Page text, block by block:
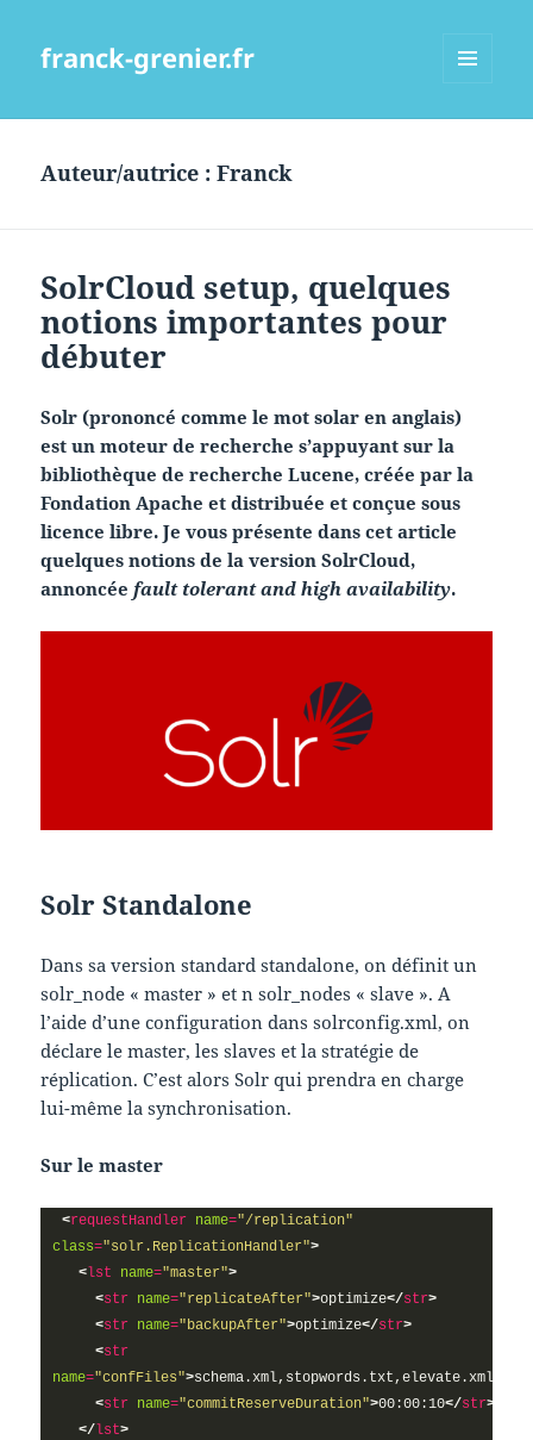
franck-grenier.fr
Auteur/autrice :Franck
SolrCloud setup, quelques
notions importantes pour
débuter
Solr (prononcé comme le mot solar en anglais)
est un moteur de recherche s’appuyant sur la
bibliothèque de recherche Lucene, créée par la
Fondation Apache et distribuée et conçue sous
licence libre. Je vous présente dans cet article
quelques notions de la version SolrCloud,
annoncéefault tolerant and high availability.
Solr Standalone
Dans sa version standard standalone, on définit un
solr_node « master » et n solr_nodes « slave ». A
l’aide d’une configuration dans solrconfig.xml, on
déclare le master, les slaves et la stratégie de
réplication. C’est alors Solr qui prendra en charge
lui-même la synchronisation.
Sur le master
<requestHandler name="/replication"
class="solr.ReplicationHandler">
<lst name="master">
<str name="replicateAfter">optimize</str>
<str name="backupAfter">optimize</str>
<str
name="confFiles">schema.xml,stopwords.txt,elevate.xml
<str name="commitReserveDuration">00:00:10</str>
</lst>